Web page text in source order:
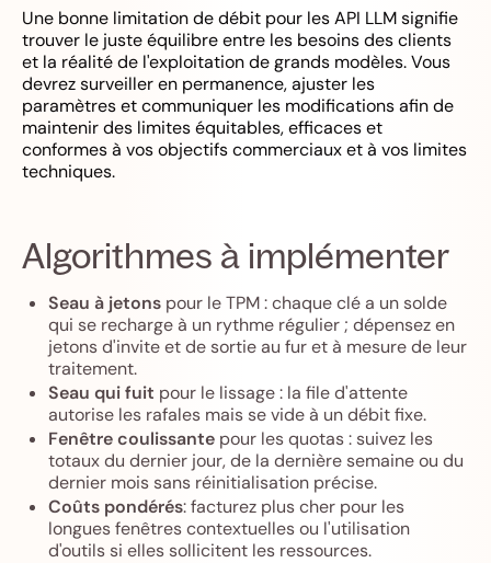
Une bonne limitation de débit pour les API LLM signifie
trouver le juste équilibre entre les besoins des clients
et la réalité de l'exploitation de grands modèles. Vous
devrez surveiller en permanence, ajuster les
paramètres et communiquer les modifications afin de
maintenir des limites équitables, efficaces et
conformes à vos objectifs commerciaux et à vos limites
techniques.
Algorithmes à implémenter
Seau à jetons pour le TPM : chaque clé a un solde
qui se recharge à un rythme régulier ; dépensez en
jetons d'invite et de sortie au fur et à mesure de leur
traitement.
Seau qui fuit pour le lissage : la file d'attente
autorise les rafales mais se vide à un débit fixe.
Fenêtre coulissante pour les quotas : suivez les
totaux du dernier jour, de la dernière semaine ou du
dernier mois sans réinitialisation précise.
Coûts pondérés: facturez plus cher pour les
longues fenêtres contextuelles ou l'utilisation
d'outils si elles sollicitent les ressources.